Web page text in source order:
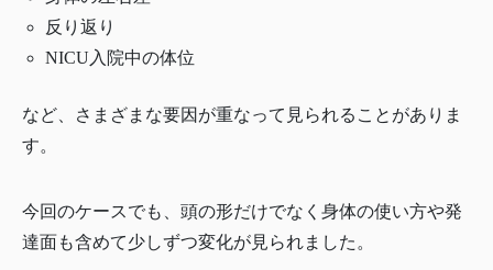
反り返り
NICU入院中の体位
など、さまざまな要因が重なって見られることがありま
す。
今回のケースでも、頭の形だけでなく身体の使い方や発
達面も含めて少しずつ変化が見られました。